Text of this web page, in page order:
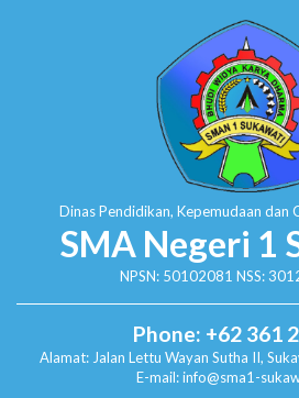
Dinas Pendidikan, Kepemudaan dan
SMA Negeri 1
NPSN: 50102081 NSS:
Phone: +62 361
Alamat: Jalan Lettu Wayan Sutha II,
E-mail: info@sma1-